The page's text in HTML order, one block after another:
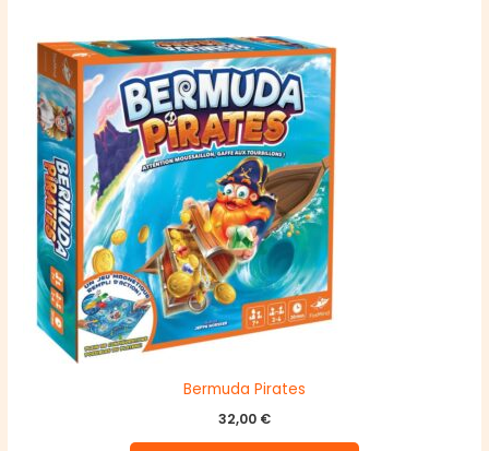
Bermuda Pirates
32,00 €